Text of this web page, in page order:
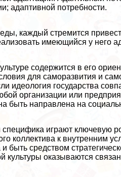
адаптивной потребности.
каждый стремится
имеющийся у него
содержится в его
для саморазвития и
государства
организации или
быть направлена на
играют ключевую
коллектива к внутренним
быть средством
культуры оказываются